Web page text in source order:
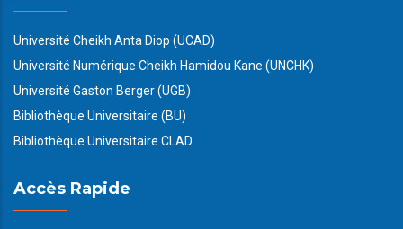
Université Cheikh Anta Diop (UCAD)
Université Numérique Cheikh Hamidou Kane (UNCHK)
Université Gaston Berger (UGB)
Bibliothèque Universitaire (BU)
Bibliothèque Universitaire CLAD
Accès Rapide